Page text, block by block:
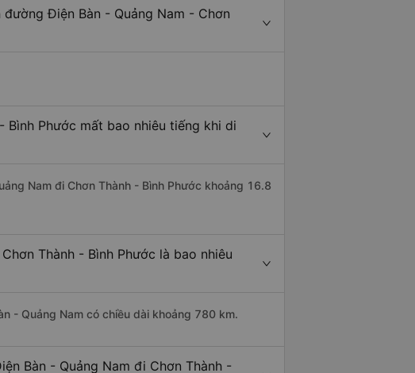
Điện Bàn - Quảng Nam - Chơn
Bình Phước mất bao nhiêu tiếng khi di
Nam đi Chơn Thành - Bình Phước khoảng 16.8
Thành - Bình Phước là bao nhiêu
- Quảng Nam có chiều dài khoảng 780 km.
Bàn - Quảng Nam đi Chơn Thành -